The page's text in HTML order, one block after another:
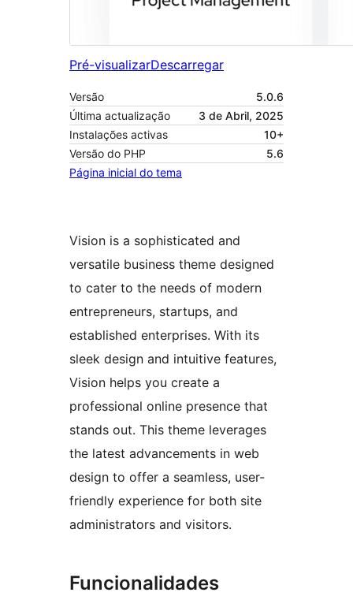
Pré-visualizarDescarregar
Versão
5.0.6
Última actualização
3 de Abril, 2025
Instalações activas
10+
Versão do PHP
5.6
Página inicial do tema
Vision is a sophisticated and
versatile business theme designed
to cater to the needs of modern
entrepreneurs, startups, and
established enterprises. With its
sleek design and intuitive features,
Vision helps you create a
professional online presence that
stands out. This theme leverages
the latest advancements in web
design to offer a seamless, user-
friendly experience for both site
administrators and visitors.
Funcionalidades